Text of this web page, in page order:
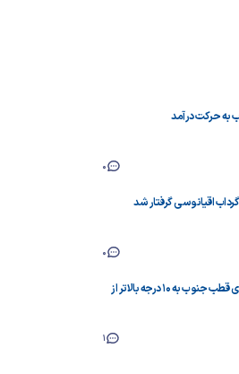
به حرکت درآمد
0
اقیانوسی گرفتار شد
0
موج گرما در سردترین نقطه زمین؛ دمای قطب جنوب به 10 درجه بالاتر از
1